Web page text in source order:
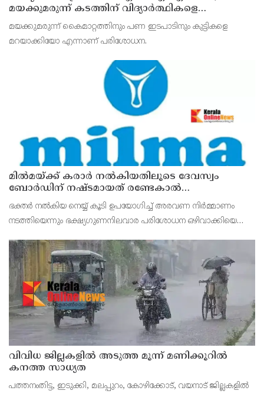
മയക്കുമരുന്ന് കടത്തിന് വിദ്യാര്‍ത്ഥികളെ
ഉപയോഗിച്ചോ എന്ന് സംശയം
മയക്കുമരുന്ന് കൈമാറ്റത്തിനും പണ ഇടപാടിനും കുട്ടികളെ
മറയാക്കിയോ എന്നാണ് പരിശോധന.
മില്‍മയ്ക്ക് കരാര്‍ നല്‍കിയതിലൂടെ ദേവസ്വം
ബോര്‍ഡിന് നഷ്ടമായത് രണ്ടേകാല്‍
കോടിയിലധികം രൂപ
ഭക്തര്‍ നല്‍കിയ നെയ്യ് കൂടി ഉപയോഗിച്ച് അരവണ നിര്‍മ്മാണം
നടത്തിയെന്നും ഭക്ഷ്യഗുണനിലവാര പരിശോധന ഒഴിവാക്കിയെന്നും
വിവിധ ജില്ലകളില്‍ അടുത്ത മൂന്ന് മണിക്കൂറില്‍
കനത്ത സാധ്യത
പത്തനംതിട്ട, ഇടുക്കി, മലപ്പുറം, കോഴിക്കോട്, വയനാട് ജില്ലകളില്‍